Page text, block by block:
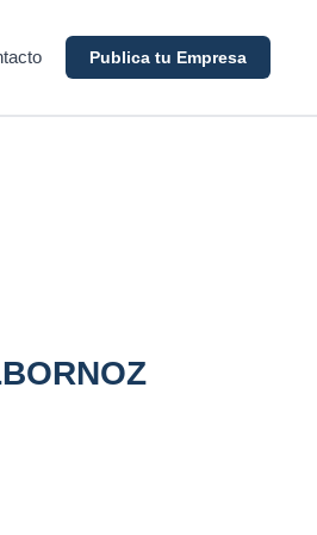
Publica tu Empresa